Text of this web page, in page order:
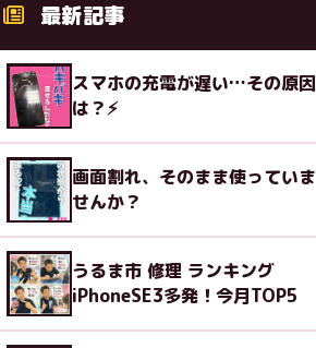
最新記事
スマホの充電が遅い…その原因
は？⚡
画面割れ、そのまま使っていま
せんか？
うるま市 修理 ランキング
iPhoneSE3多発！今月TOP5